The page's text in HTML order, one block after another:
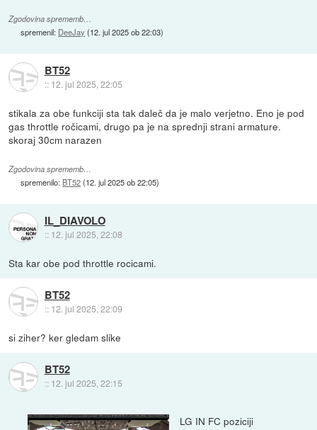
Zgodovina sprememb…
spremenil: DeeJay (12. jul 2025 ob 22:03)
BT52
:: 12. jul 2025, 22:05
stikala za obe funkciji sta tak daleč da je malo verjetno. Eno je pod
gas throttle ročicami, drugo pa je na sprednji strani armature.
skoraj 30cm narazen
Zgodovina sprememb…
spremenilo: BT52(12. jul 2025 ob 22:05)
IL_DIAVOLO
:: 12. jul 2025, 22:08
Sta kar obe pod throttle rocicami.
BT52
:: 12. jul 2025, 22:09
si ziher? ker gledam slike
BT52
:: 12. jul 2025, 22:15
LG IN FC poziciji